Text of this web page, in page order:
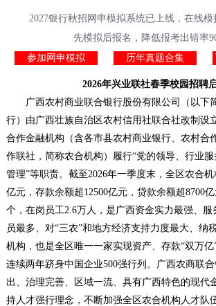
2027银行秋招网申模拟系统已上线，在线模
先模拟后报名，降低报考出错率
参加网申模拟
历年真题合集
2026年兴业联社春季校园招聘
广西农村商业联合银行股份有限公司（以下
行）由广西壮族自治区农村信用社联合社改制设
合作金融机构（含各市县农村商业银行、农村合
作联社，简称农合机构）履行“党的领导、行业
管理”等职责。截至2026年一季度末，全区农合
亿元，存款余额超12500亿元，贷款余额超8700
个，在岗员工2.6万人，是广西资金实力最强、服
员最多、对“三农”和地方经济支持力度最大、纳
机构，也是全区唯一一家实现资产、存款“双万亿
连续两年跻身中国企业500强行列。广西农商联
出、治理完善、区域一流、具有广西特色的现代
持人才强行理念，不断加强全区农合机构人才队